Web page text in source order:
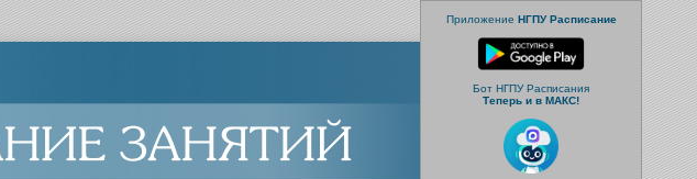
Приложение НГПУ Расписание
Бот НГПУ Расписания
Теперь и в МАКС!